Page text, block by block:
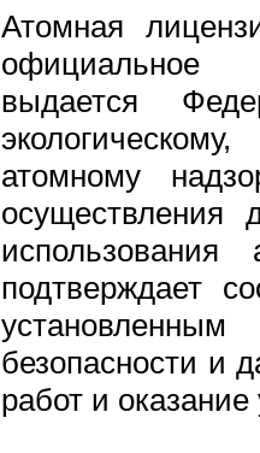
Атомная
официальное
выдается
атомному
осуществления
подтверждает
безопасности и
работ и